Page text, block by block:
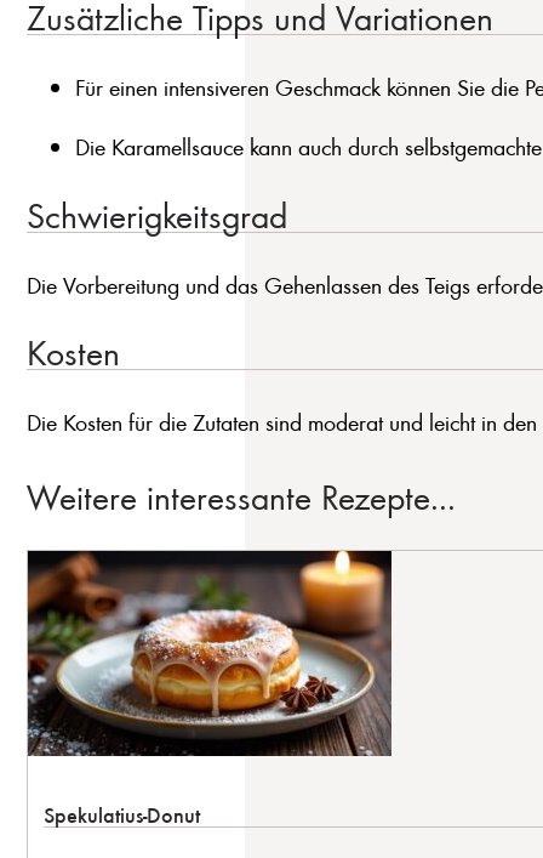
Zusätzliche Tipps und Variationen
Für einen intensiveren Geschmack können Sie die
Die Karamellsauce kann auch durch
Schwierigkeitsgrad
Die Vorbereitung und das Gehenlassen des Teigs
Kosten
Die Kosten für die Zutaten sind moderat und leicht in
Weitere interessante Rezepte...
Spekulatius-Donut